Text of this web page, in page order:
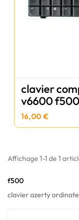
clavier
v6600
16,00 €
Affichage 1-1 de 1
f500
clavier azerty